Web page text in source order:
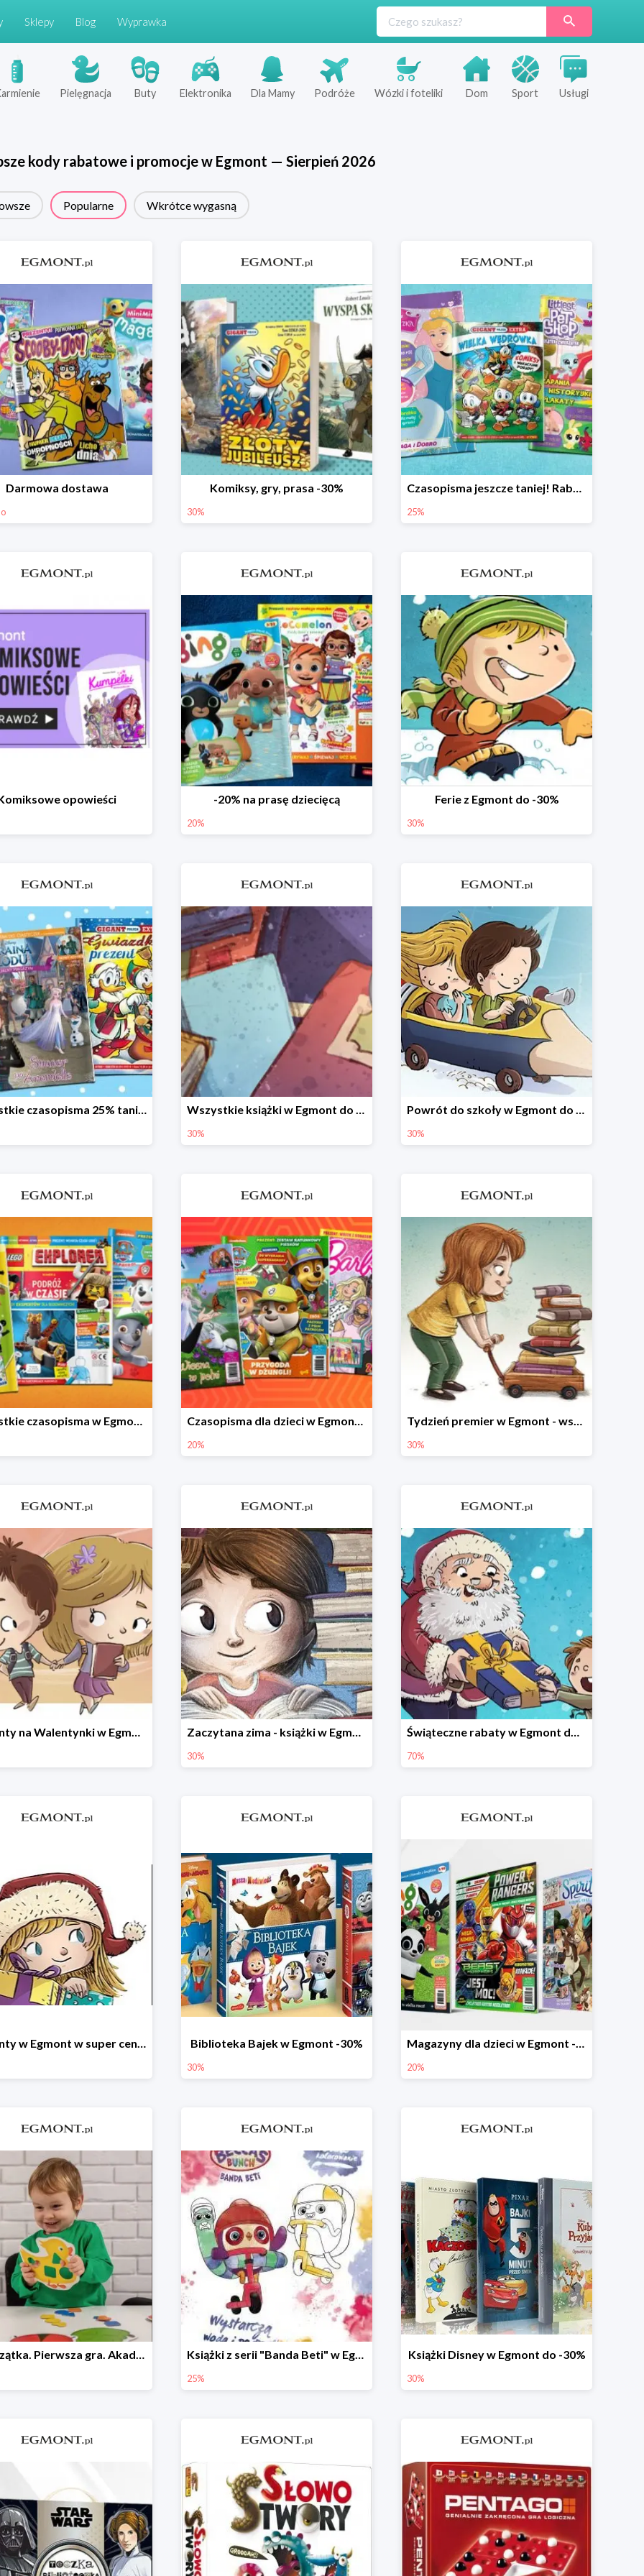
Sklepy Blog Wyprawka
Pielęgnacja Buty Elektronika Dla Mamy Podróże Wózki i foteliki Dom Sport Usługi
kody rabatowe i promocje w Egmont — Sierpień 2026
Popularne Wkrótce wygasną
Darmowa dostawa Komiksy, gry, prasa -30%
30%
Czasopisma jeszcze taniej! Rabat do -25%
25%
opowieści -20% na prasę dziecięcą
20%
Ferie z Egmont do -30%
30%
Wszystkie czasopisma 25% taniej Wszystkie książki w Egmont do -30%
30%
Powrót do szkoły w Egmont do -30%
30%
Wszystkie czasopisma w Egmont -20% Czasopisma dla dzieci w Egmont do -20%
20%
Tydzień premier w Egmont - wszystko -30%
30%
Prezenty na Walentynki w Egmont do -30% Zaczytana zima - książki w Egmont -30%
30%
Świąteczne rabaty w Egmont do -70%
70%
Prezenty w Egmont w super cenach Biblioteka Bajek w Egmont -30%
30%
Magazyny dla dzieci w Egmont -20%
20%
Zwierzątka. Pierwsza gra. Akademia Mądrego Dziecka Książki z serii "Banda Beti" w Egmont do -25%
25%
Książki Disney w Egmont do -30%
30%